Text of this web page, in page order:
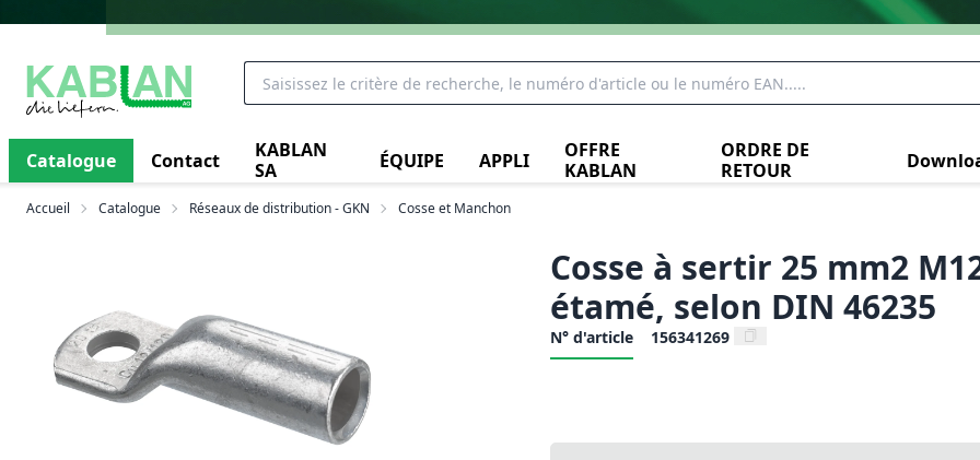
Catalogue Contact
KABLAN
SA
ÉQUIPE APPLI
OFFRE
KABLAN
ORDRE DE
RETOUR
Accueil Catalogue Réseaux de distribution - GKN Cosse et Manchon
Cosse à sertir 25 mm2
étamé, selon DIN 46235
N° d'article 156341269